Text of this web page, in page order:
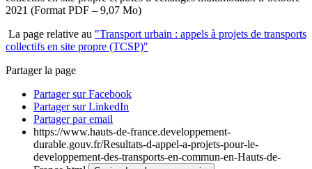
2021 (Format PDF – 9,07 Mo)
La page relative au "Transport urbain : appels à projets de transports
collectifs en site propre (TCSP)"
Partager la page
Partager sur Facebook
Partager sur LinkedIn
Partager par email
https://www.hauts-de-france.developpement-
durable.gouv.fr/Resultats-d-appel-a-projets-pour-le-
developpement-des-transports-en-commun-en-Hauts-de-